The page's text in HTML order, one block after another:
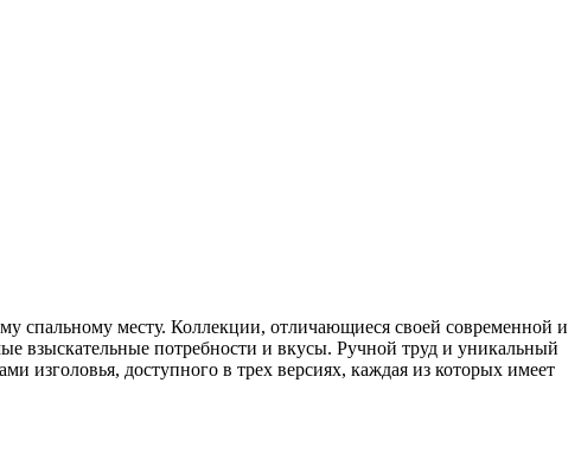
спальному месту. Коллекции, отличающиеся своей современной и
взыскательные потребности и вкусы. Ручной труд и уникальный
изголовья, доступного в трех версиях, каждая из которых имеет